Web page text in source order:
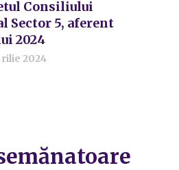
Consiliului
Sector 5, aferent
2024
2024